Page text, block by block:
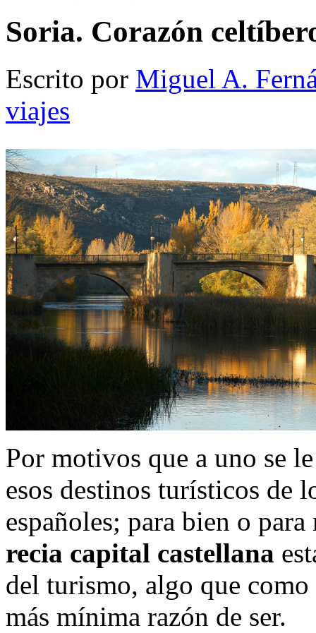
Soria. Corazón
Escrito por Miguel A.
viajes
Por motivos que a uno se
esos destinos turísticos de
españoles; para bien o
recia capital castellana
del turismo, algo que
más mínima razón de ser.